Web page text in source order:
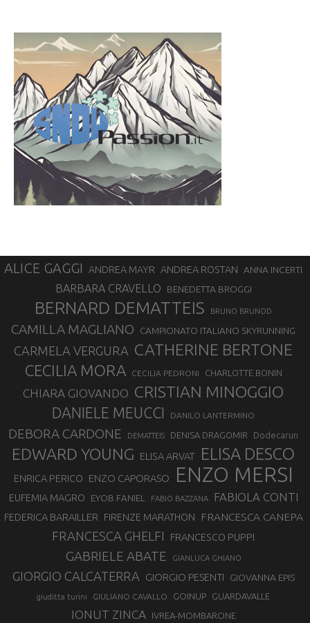
ALICE GAGGI ANDREA MAYR ANDREA ROSTAN ANNA INCERTI
BARBARA CRAVELLO BENEDETTA BROGGI
BERNARD DEMATTEIS BRUNO BRUNOD
CAMILLA MAGLIANO CAMPIONATO ITALIANO SKYRUNNING
CARMELA VERGURA CATHERINE BERTONE
CECILIA MORA CECILIA PEDRONI CHARLOTTE BONIN
CHIARA GIOVANDO CRISTIAN MINOGGIO
DANIELE MEUCCI DANILO LANTERMINO
DEBORA CARDONE DEMATTEIS DENISA DRAGOMIR Dodecarun
EDWARD YOUNG ELISA ARVAT ELISA DESCO
ENRICA PERICO ENZO CAPORASO ENZO MERSI
EUFEMIA MAGRO EYOB FANIEL FABIO BAZZANA FABIOLA CONTI
FEDERICA BARAILLER FIRENZE MARATHON FRANCESCA CANEPA
FRANCESCA GHELFI FRANCESCO PUPPI
GABRIELE ABATE GIANLUCA GHIANO
GIORGIO CALCATERRA GIORGIO PESENTI GIOVANNA EPIS
giuditta turini GIULIANO CAVALLO GOINUP GUARDAVALLE
IONUT ZINCA IVREA-MOMBARONE